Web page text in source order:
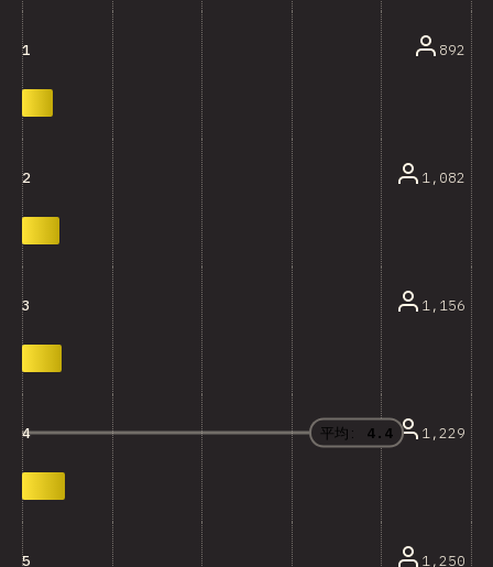
平均: 4.4
1 892
2 1,082
3 1,156
4 1,229
5 1,250